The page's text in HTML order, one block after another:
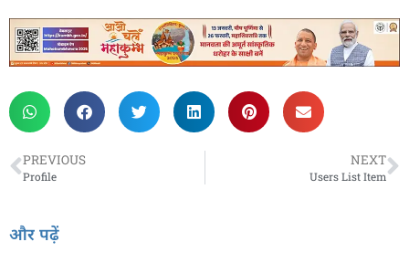
PREVIOUS
Profile
NEXT
Users List Item
और पढ़ें